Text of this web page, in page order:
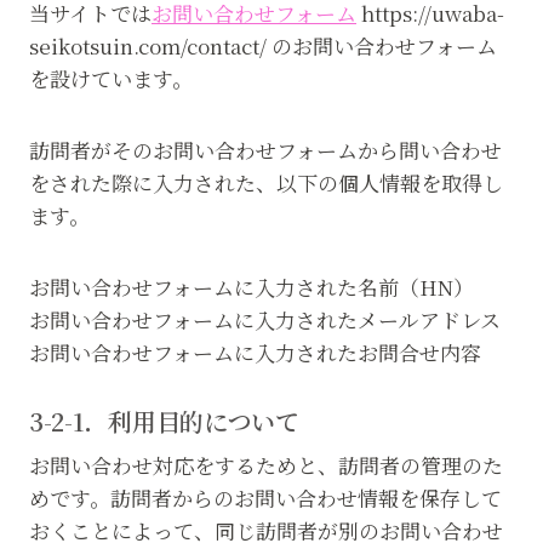
当サイトではお問い合わせフォーム https://uwaba-
seikotsuin.com/contact/ のお問い合わせフォーム
を設けています。
訪問者がそのお問い合わせフォームから問い合わせ
をされた際に入力された、以下の個人情報を取得し
ます。
お問い合わせフォームに入力された名前（HN）
お問い合わせフォームに入力されたメールアドレス
お問い合わせフォームに入力されたお問合せ内容
3-2-1．利用目的について
お問い合わせ対応をするためと、訪問者の管理のた
めです。訪問者からのお問い合わせ情報を保存して
おくことによって、同じ訪問者が別のお問い合わせ